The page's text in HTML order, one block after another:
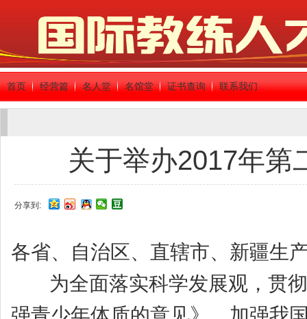
首页 经营篇 名人堂 名馆堂 证书查询 联系我们
关于举办2017年第
分享到:
各省、自治区、直辖市、新疆生
为全面落实科学发展观，贯彻